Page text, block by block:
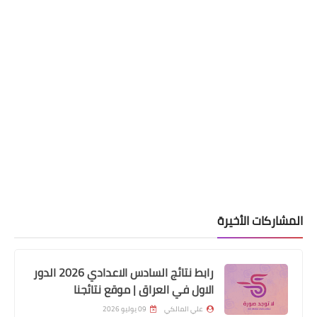
المشاركات الأخيرة
رابط نتائج السادس الاعدادي 2026 الدور
الاول في العراق | موقع نتائجنا
علي المالكي 09 يوليو 2026